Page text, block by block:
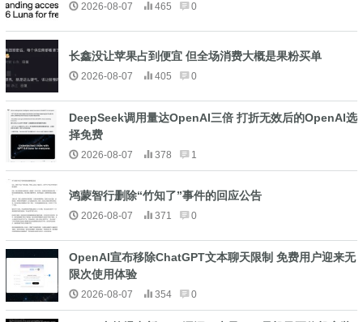
2026-08-07 465 0
长鑫没让苹果占到便宜 但全场消费大概是果粉买单
2026-08-07 405 0
DeepSeek调用量达OpenAI三倍 打折无效后的OpenAI选
择免费
2026-08-07 378 1
鸿蒙智行删除“竹知了”事件的回应公告
2026-08-07 371 0
OpenAI宣布移除ChatGPT文本聊天限制 免费用户迎来无
限次使用体验
2026-08-07 354 0